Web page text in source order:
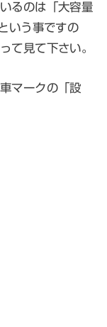
るのは「大容量
いう事ですの
て見て下さい。
マークの「設